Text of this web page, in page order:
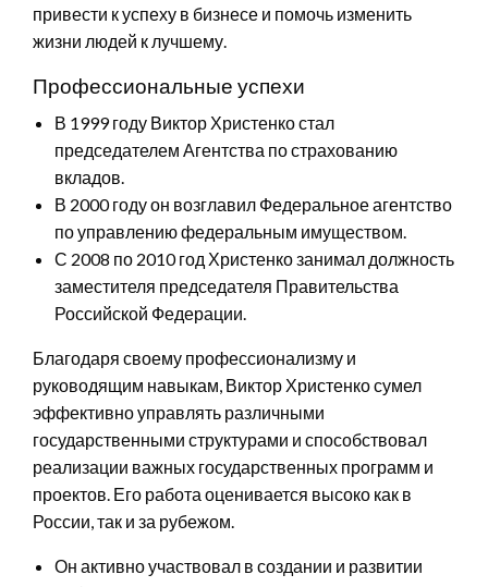
привести к успеху в бизнесе и помочь изменить
жизни людей к лучшему.
Профессиональные успехи
В 1999 году Виктор Христенко стал
председателем Агентства по страхованию
вкладов.
В 2000 году он возглавил Федеральное агентство
по управлению федеральным имуществом.
С 2008 по 2010 год Христенко занимал должность
заместителя председателя Правительства
Российской Федерации.
Благодаря своему профессионализму и
руководящим навыкам, Виктор Христенко сумел
эффективно управлять различными
государственными структурами и способствовал
реализации важных государственных программ и
проектов. Его работа оценивается высоко как в
России, так и за рубежом.
Он активно участвовал в создании и развитии